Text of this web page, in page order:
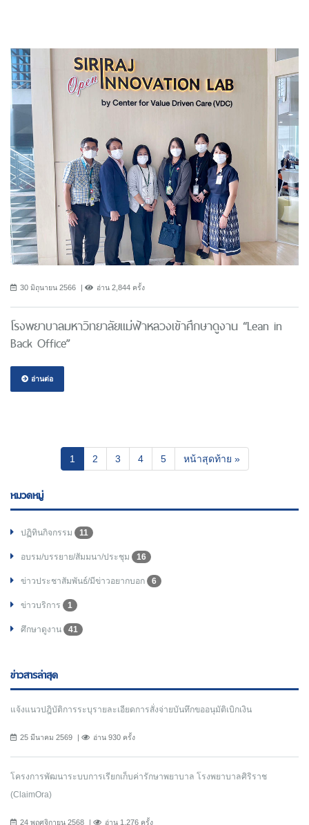
30 มิถุนายน 2566 อ่าน 2,844 ครั้ง
โรงพยาบาลมหาวิทยาลัยแม่ฟ้าหลวงเข้าศึกษาดูงาน “Lean in
Back Office”
อ่านต่อ
1 (current)
2 3 4 5 หน้าสุดท้าย »
หมวดหมู่
ปฏิทินกิจกรรม 11
อบรม/บรรยาย/สัมมนา/ประชุม 16
ข่าวประชาสัมพันธ์/มีข่าวอยากบอก 6
ข่าวบริการ 1
ศึกษาดูงาน 41
ข่าวสารล่าสุด
แจ้งแนวปฎิบัติการระบุรายละเอียดการสั่งจ่ายบันทึกขออนุมัติเบิกเงิน
25 มีนาคม 2569 อ่าน 930 ครั้ง
โครงการพัฒนาระบบการเรียกเก็บค่ารักษาพยาบาล โรงพยาบาลศิริราช
(ClaimOra)
24 พฤศจิกายน 2568 อ่าน 1,276 ครั้ง